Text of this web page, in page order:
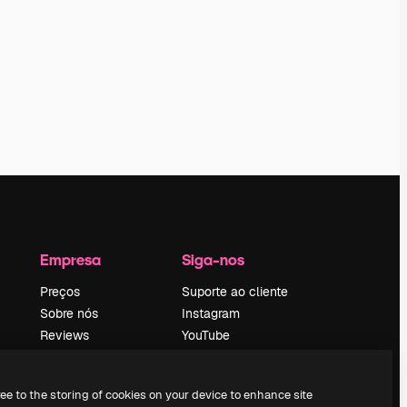
Empresa
Preços
Sobre nós
Reviews
pesquisa
Siga-nos
Suporte ao cliente
Instagram
YouTube
Discord
to the storing of cookies on your device to enhance site